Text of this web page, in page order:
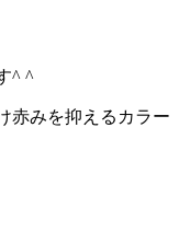
^ ^
赤みを抑えるカラー